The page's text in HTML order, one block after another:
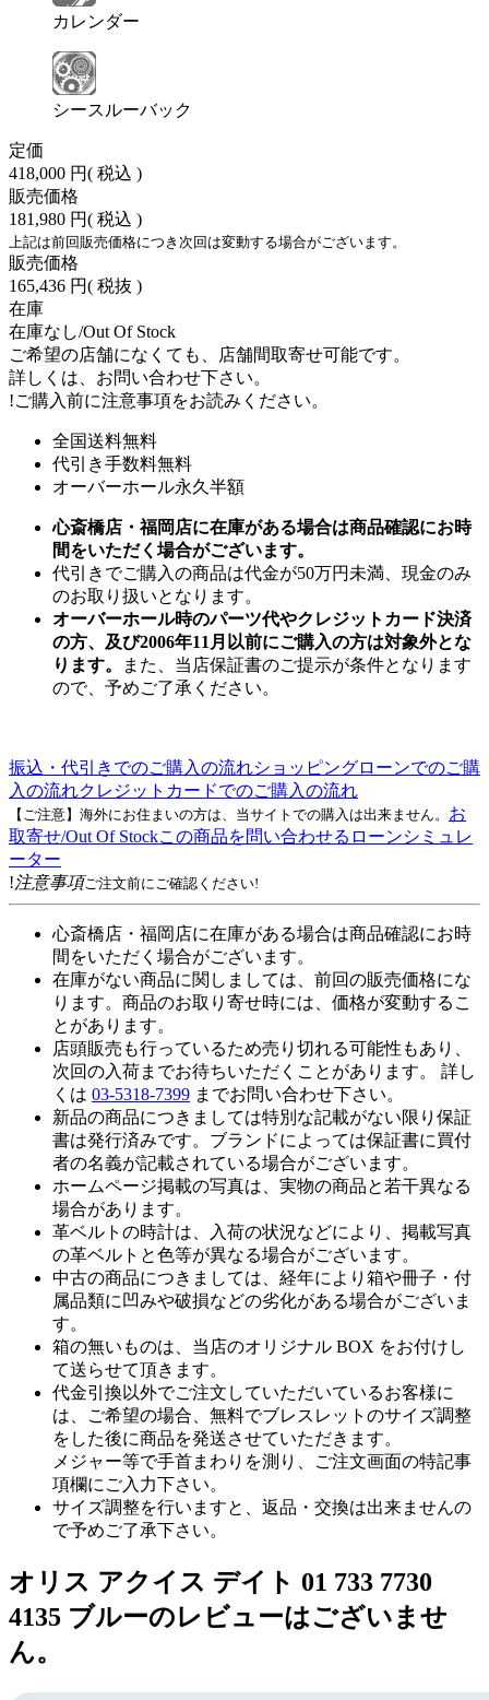
カレンダー
シースルーバック
定価
418,000 円( 税込 )
販売価格
181,980 円( 税込 )
上記は前回販売価格につき次回は変動する場合がございます。
販売価格
165,436 円( 税抜 )
在庫
在庫なし/Out Of Stock
ご希望の店舗になくても、店舗間取寄せ可能です。
詳しくは、お問い合わせ下さい。
!ご購入前に注意事項をお読みください。
全国送料無料
代引き手数料無料
オーバーホール永久半額
心斎橋店・福岡店に在庫がある場合は商品確認にお時
間をいただく場合がございます。
代引きでご購入の商品は代金が50万円未満、現金のみ
のお取り扱いとなります。
オーバーホール時のパーツ代やクレジットカード決済
の方、及び2006年11月以前にご購入の方は対象外とな
ります。
また、当店保証書のご提示が条件となります
ので、予めご了承ください。
振込・代引きでのご購入の流れショッピングローンでのご購
入の流れクレジットカードでのご購入の流れ
【ご注意】海外にお住まいの方は、当サイトでの購入は出来ません。 お
取寄せ/Out Of Stockこの商品を問い合わせる ローンシミュレ
ーター
!注意事項ご注文前にご確認ください!
心斎橋店・福岡店に在庫がある場合は商品確認にお時
間をいただく場合がございます。
在庫がない商品に関しましては、前回の販売価格にな
ります。商品のお取り寄せ時には、価格が変動するこ
とがあります。
店頭販売も行っているため売り切れる可能性もあり、
次回の入荷までお待ちいただくことがあります。 詳し
くは 03-5318-7399 までお問い合わせ下さい。
新品の商品につきましては特別な記載がない限り保証
書は発行済みです。ブランドによっては保証書に買付
者の名義が記載されている場合がございます。
ホームページ掲載の写真は、実物の商品と若干異なる
場合があります。
革ベルトの時計は、入荷の状況などにより、掲載写真
の革ベルトと色等が異なる場合がございます。
中古の商品につきましては、経年により箱や冊子・付
属品類に凹みや破損などの劣化がある場合がございま
す。
箱の無いものは、当店のオリジナル BOX をお付けし
て送らせて頂きます。
代金引換以外でご注文していただいているお客様に
は、ご希望の場合、無料でブレスレットのサイズ調整
をした後に商品を発送させていただきます。
メジャー等で手首まわりを測り、ご注文画面の特記事
項欄にご入力下さい。
サイズ調整を行いますと、返品・交換は出来ませんの
で予めご了承下さい。
オリス アクイス デイト 01 733 7730
4135 ブルーのレビューはございませ
ん。